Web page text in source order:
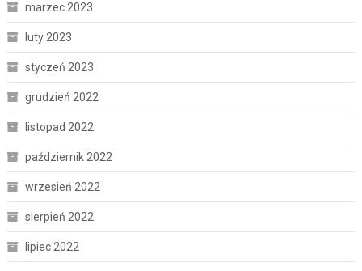
marzec 2023
luty 2023
styczeń 2023
grudzień 2022
listopad 2022
październik 2022
wrzesień 2022
sierpień 2022
lipiec 2022